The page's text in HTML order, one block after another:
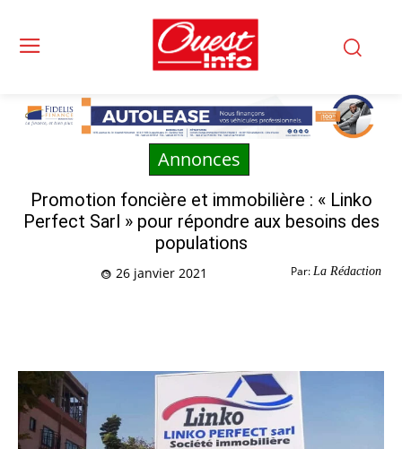
Annonces
Promotion foncière et immobilière : « Linko
Perfect Sarl » pour répondre aux besoins des
populations
Par: La Rédaction
26 janvier 2021